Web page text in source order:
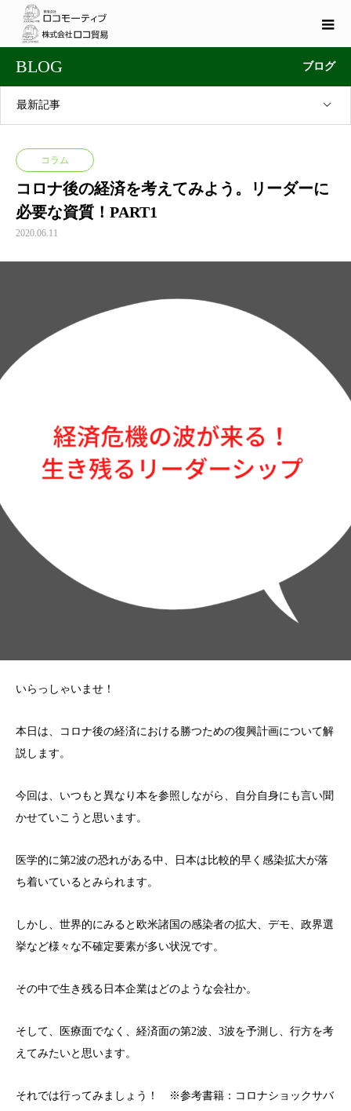
BLOG ブログ
最新記事
コラム
コロナ後の経済を考えてみよう。リーダーに
必要な資質！PART1
2020.06.11
いらっしゃいませ！
本日は、コロナ後の経済における勝つための復興計画について解
説します。
今回は、いつもと異なり本を参照しながら、自分自身にも言い聞
かせていこうと思います。
医学的に第2波の恐れがある中、日本は比較的早く感染拡大が落
ち着いているとみられます。
しかし、世界的にみると欧米諸国の感染者の拡大、デモ、政界選
挙など様々な不確定要素が多い状況です。
その中で生き残る日本企業はどのような会社か。
そして、医療面でなく、経済面の第2波、3波を予測し、行方を考
えてみたいと思います。
それでは行ってみましょう！ ※参考書籍：コロナショックサバ